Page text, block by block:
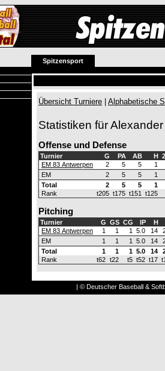
Spitzensport
Übersicht Turniere Alphabetische
Statistiken für
Offense und Defense
Turnier G PA AB H
EM 83 Antwerpen
2 5 5
1
EM
2 5 5
1
Total
2 5 5
1
Rank
t205 t175 t151 t125
Pitching
Turnier G GS CG IP H
EM 83 Antwerpen
1 1 1 5.0 14
EM
1 1 1 5.0 14
Total
1 1 1 5.0 14
Rank
t62 t22 t5 t52 t17
| © Deutscher Baseball &